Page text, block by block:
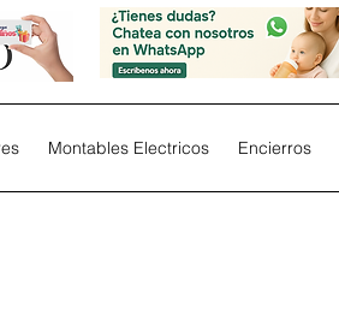
Montables Electricos Encierros